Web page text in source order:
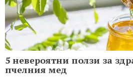
5 невероятни ползи за
пчелния мед